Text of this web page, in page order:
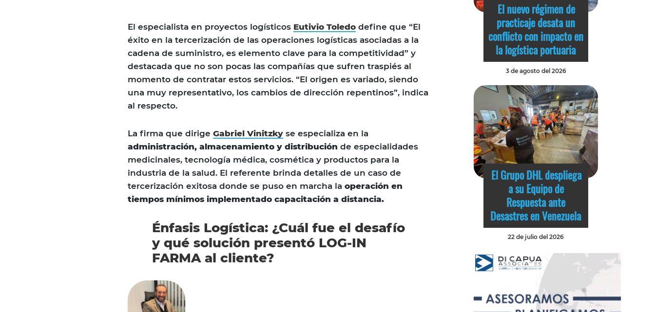
El especialista en proyectos logísticos Eutivio Toledo define que “El
éxito en la tercerización de las operaciones logísticas asociadas a la
cadena de suministro, es elemento clave para la competitividad” y
destacada que no son pocas las compañías que sufren traspiés al
momento de contratar estos servicios. “El origen es variado, siendo
una muy representativo, los cambios de dirección repentinos”, indica
al respecto.
La firma que dirige Gabriel Vinitzky se especializa en la
administración, almacenamiento y distribución de especialidades
medicinales, tecnología médica, cosmética y productos para la
industria de la salud. El referente brinda detalles de un caso de
tercerización exitosa donde se puso en marcha la operación en
tiempos mínimos implementado capacitación a distancia.
Énfasis Logística: ¿Cuál fue el desafío
y qué solución presentó LOG-IN
FARMA al cliente?
El nuevo régimen de
practicaje desata un
conflicto con impacto en
la logística portuaria
3 de agosto del 2026
El Grupo DHL despliega
a su Equipo de
Respuesta ante
Desastres en Venezuela
22 de julio del 2026